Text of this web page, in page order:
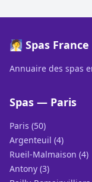
🧖 Spas France
Annuaire des spas
Spas — Paris
Paris (50)
Argenteuil (4)
Rueil-Malmaison (4)
Antony (3)